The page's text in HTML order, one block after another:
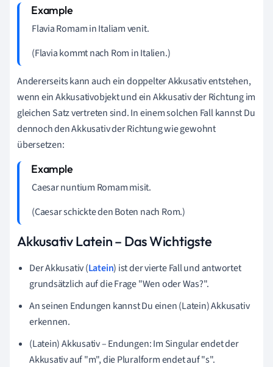
Flavia Romam in Italiam venit.
(Flavia kommt nach Rom in Italien.)
Andererseits kann auch ein doppelter Akkusativ entstehen,
wenn ein Akkusativobjekt und ein Akkusativ der Richtung im
gleichen Satz vertreten sind. In einem solchen Fall kannst Du
dennoch den Akkusativ der Richtung wie gewohnt
übersetzen:
Caesar nuntium Romam misit.
(Caesar schickte den Boten nach Rom.)
Akkusativ Latein – Das Wichtigste
Der Akkusativ (Latein) ist der vierte Fall und antwortet
grundsätzlich auf die Frage "Wen oder Was?".
An seinen Endungen kannst Du einen (Latein) Akkusativ
erkennen.
(Latein) Akkusativ – Endungen: Im Singular endet der
Akkusativ auf "m", die Pluralform endet auf "s".